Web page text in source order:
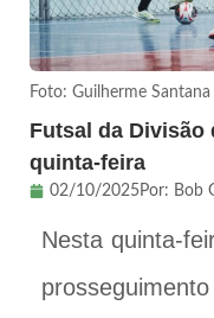
Foto: Guilherme
Futsal da Divisão
quinta-feira
02/10/2025Por: Bob
Nesta quinta-